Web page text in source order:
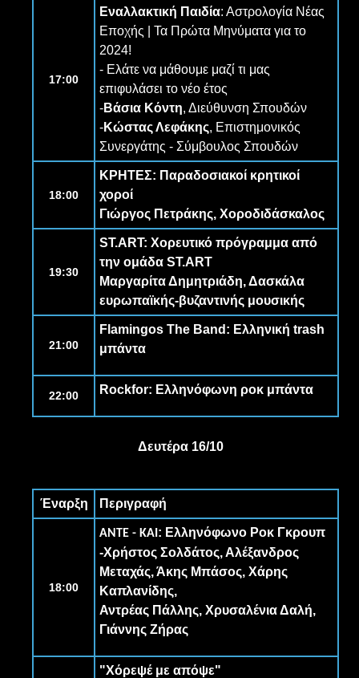
17:00
Εναλλακτική Παιδία: Αστρολογία Νέας
Εποχής | Τα Πρώτα Μηνύματα για το
2024!
- Ελάτε να μάθουμε μαζί τι μας
επιφυλάσει το νέο έτος
-Βάσια Κόντη, Διεύθυνση Σπουδών
-Κώστας Λεφάκης, Επιστημονικός
Συνεργάτης - Σύμβουλος Σπουδών
18:00
ΚΡΗΤΕΣ: Παραδοσιακοί κρητικοί
χοροί
Γιώργος Πετράκης, Χοροδιδάσκαλος
19:30
ST.ART: Χορευτικό πρόγραμμα από
την ομάδα ST.ART
Μαργαρίτα Δημητριάδη, Δασκάλα
ευρωπαϊκής-βυζαντινής μουσικής
21:00
Flamingos The Band : Ελληνική trash
μπάντα
22:00 Rockfor: Ελληνόφωνη ροκ μπάντα
Δευτέρα 16/10
Έναρξη Περιγραφή
18:00
ANTE - KAI : Ελληνόφωνο Ροκ Γκρουπ
-Χρήστος Σολδάτος, Αλέξανδρος
Μεταχάς, Άκης Μπάσος, Χάρης
Καπλανίδης,
Αντρέας Πάλλης, Χρυσαλένια Δαλή,
Γιάννης Ζήρας
"Χόρεψέ με απόψε"